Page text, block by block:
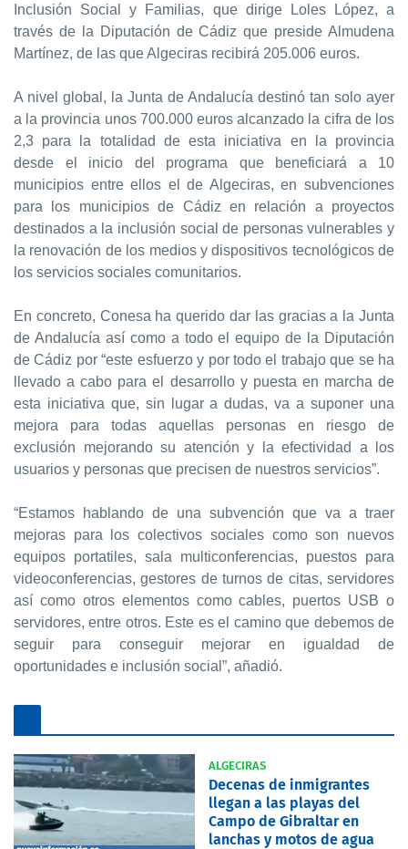
Inclusión Social y Familias, que dirige Loles López, a
través de la Diputación de Cádiz que preside Almudena
Martínez, de las que Algeciras recibirá 205.006 euros.
A nivel global, la Junta de Andalucía destinó tan solo ayer
a la provincia unos 700.000 euros alcanzado la cifra de los
2,3 para la totalidad de esta iniciativa en la provincia
desde el inicio del programa que beneficiará a 10
municipios entre ellos el de Algeciras, en subvenciones
para los municipios de Cádiz en relación a proyectos
destinados a la inclusión social de personas vulnerables y
la renovación de los medios y dispositivos tecnológicos de
los servicios sociales comunitarios.
En concreto, Conesa ha querido dar las gracias a la Junta
de Andalucía así como a todo el equipo de la Diputación
de Cádiz por “este esfuerzo y por todo el trabajo que se ha
llevado a cabo para el desarrollo y puesta en marcha de
esta iniciativa que, sin lugar a dudas, va a suponer una
mejora para todas aquellas personas en riesgo de
exclusión mejorando su atención y la efectividad a los
usuarios y personas que precisen de nuestros servicios”.
“Estamos hablando de una subvención que va a traer
mejoras para los colectivos sociales como son nuevos
equipos portatiles, sala multiconferencias, puestos para
videoconferencias, gestores de turnos de citas, servidores
así como otros elementos como cables, puertos USB o
servidores, entre otros. Este es el camino que debemos de
seguir para conseguir mejorar en igualdad de
oportunidades e inclusión social”, añadió.
ALGECIRAS
Decenas de inmigrantes
llegan a las playas del
Campo de Gibraltar en
lanchas y motos de agua